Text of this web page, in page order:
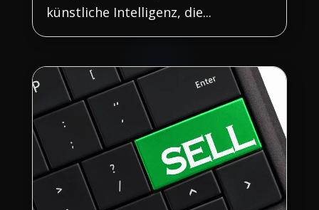
künstliche Intelligenz, die...